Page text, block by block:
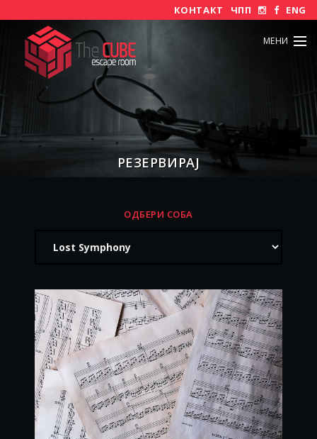
ENG
ЧПП
КОНТАКТ
МЕНИ
РЕЗЕРВИРАЈ
ОДБЕРИ СОБА